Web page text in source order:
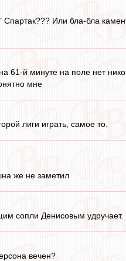
Или бла-бла
61-й минуте на поле нет
мне
лиги играть, самое то.
же не заметил
сопли Денисовым удручает.
вечен?